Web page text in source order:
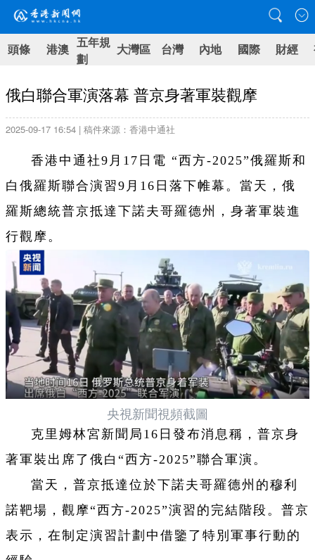
頭條 港澳 五年規
劃
大灣區 台灣 內地 國際 財經
俄白聯合軍演落幕 普京身著軍裝觀摩
2025-09-17 16:54 | 稿件來源：香港中通社
香港中通社9月17日電 “西方-2025”俄羅斯和
白俄羅斯聯合演習9月16日落下帷幕。當天，俄
羅斯總統普京抵達下諾夫哥羅德州，身著軍裝進
行觀摩。
央視新聞視頻截圖
克里姆林宮新聞局16日發布消息稱，普京身
著軍裝出席了俄白“西方-2025”聯合軍演。
當天，普京抵達位於下諾夫哥羅德州的穆利
諾靶場，觀摩“西方-2025”演習的完結階段。普京
表示，在制定演習計劃中借鑒了特別軍事行動的